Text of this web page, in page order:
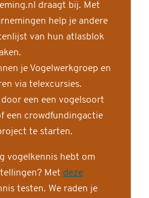
draagt bij. Met
help je andere
van hun atlasblok
je Vogelwerkgroep en
via telexcursies.
een een vogelsoort
een crowdfundingactie
te starten.
vogelkennis hebt om
Met deze
testen. We raden je